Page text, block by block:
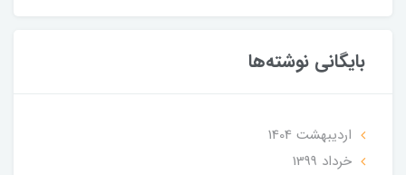
بایگانی نوشته‌ها
ارديبهشت 1404
خرداد 1399